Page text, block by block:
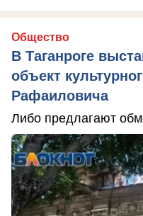
Общество
В Таганроге
объект
Рафаиловича
Либо предлагают